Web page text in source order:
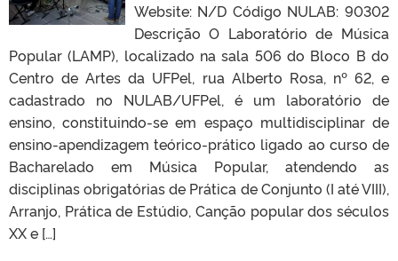
Website: N/D Código NULAB: 90302
Descrição O Laboratório de Música
Popular (LAMP), localizado na sala 506 do Bloco B do
Centro de Artes da UFPel, rua Alberto Rosa, nº 62, e
cadastrado no NULAB/UFPel, é um laboratório de
ensino, constituindo-se em espaço multidisciplinar de
ensino-apendizagem teórico-prático ligado ao curso de
Bacharelado em Música Popular, atendendo as
disciplinas obrigatórias de Prática de Conjunto (I até VIII),
Arranjo, Prática de Estúdio, Canção popular dos séculos
XX e […]